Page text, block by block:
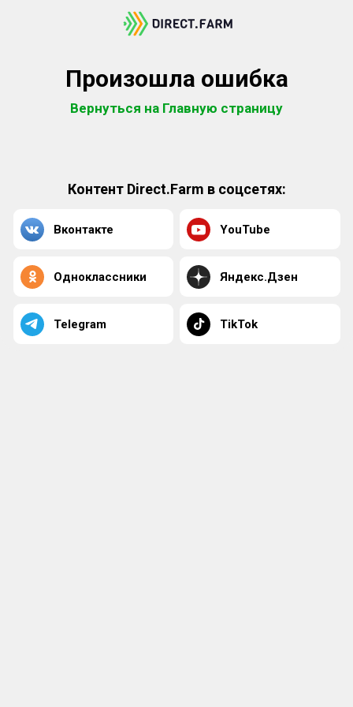
Произошла ошибка
Вернуться на Главную страницу
Контент Direct.Farm в соцсетях:
Вконтакте YouTube
Одноклассники Яндекс.Дзен
Telegram TikTok